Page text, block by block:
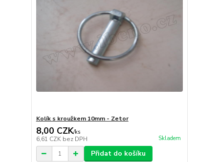
Kolík s kroužkem 10mm - Zetor
8,00 CZK/ks
6,61 CZK bez DPH Skladem
Přidat do košíku